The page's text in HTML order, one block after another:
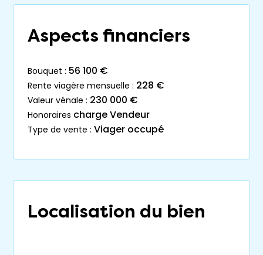
Aspects financiers
bouquet : 56 100 €
rente viagère mensuelle : 228 €
valeur vénale : 230 000 €
honoraires charge Vendeur
type de vente : Viager occupé
Localisation du bien